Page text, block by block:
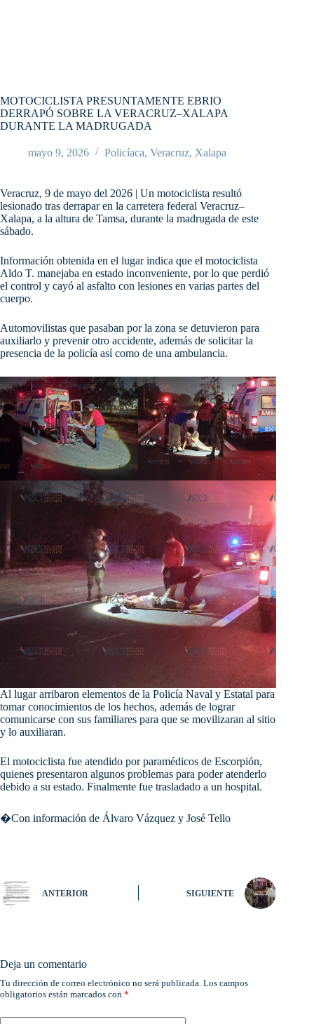
MOTOCICLISTA PRESUNTAMENTE EBRIO
DERRAPÓ SOBRE LA VERACRUZ–XALAPA
DURANTE LA MADRUGADA
mayo 9, 2026 Policíaca, Veracruz, Xalapa
Veracruz, 9 de mayo del 2026 | Un motociclista resultó
lesionado tras derrapar en la carretera federal Veracruz–
Xalapa, a la altura de Tamsa, durante la madrugada de este
sábado.
Información obtenida en el lugar indica que el motociclista
Aldo T. manejaba en estado inconveniente, por lo que perdió
el control y cayó al asfalto con lesiones en varias partes del
cuerpo.
Automovilistas que pasaban por la zona se detuvieron para
auxiliarlo y prevenir otro accidente, además de solicitar la
presencia de la policía así como de una ambulancia.
Al lugar arribaron elementos de la Policía Naval y Estatal para
tomar conocimientos de los hechos, además de lograr
comunicarse con sus familiares para que se movilizaran al sitio
y lo auxiliaran.
El motociclista fue atendido por paramédicos de Escorpión,
quienes presentaron algunos problemas para poder atenderlo
debido a su estado. Finalmente fue trasladado a un hospital.
�Con información de Álvaro Vázquez y José Tello
ANTERIOR SIGUIENTE
Deja un comentario
Tu dirección de correo electrónico no será publicada. Los campos
obligatorios están marcados con *